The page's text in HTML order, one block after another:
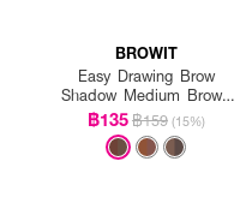
BROWIT
Easy Drawing Brow
Shadow Medium Brown
(Y2019)
฿135฿159 (15%)